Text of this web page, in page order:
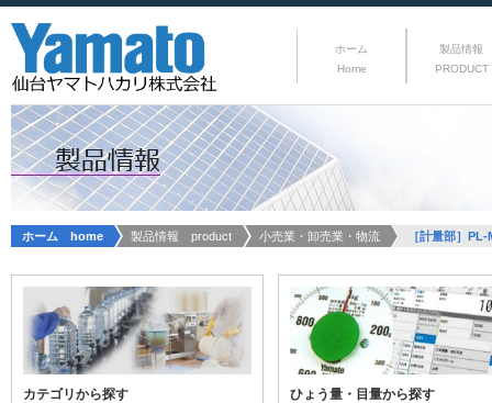
ホーム
Home
製品情報
PRODUCT
ホーム home 製品情報 product 小売業・卸売業・物流 ［計量部］
カテゴリから探す ひょう量・目量から探す